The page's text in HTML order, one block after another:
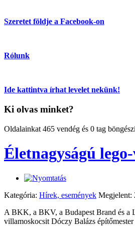
Szeretet földje a Facebook-on
Rólunk
Ide kattintva írhat levelet nekünk!
Ki olvas minket?
Oldalainkat 465 vendég és 0 tag böngészi
Életnagyságú
Kategória: Hírek, események Megjelent:
A BKK, a BKV, a Budapest Brand és a
villamoskocsit Dóczy Balázs